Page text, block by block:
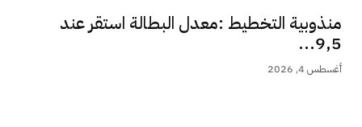
منذوبية التخطيط :معدل البطالة استقر عند
9,5...
أغسطس 4, 2026